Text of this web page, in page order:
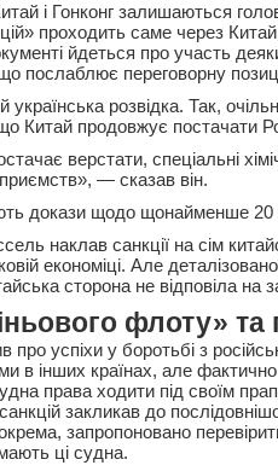
і Гонконг залишаються
проходить саме через
йдеться про участь
послаблює переговорну
українська розвідка. Так,
Китай продовжує постачати
верстати, спеціальні
— сказав він.
докази щодо щонайменше 20
наклав санкції на сім
економіці. Але
сторона не відповіла на
флоту»
про успіхи у боротьбі з
в інших країнах, але
права ходити під своїм
закликав до
запропоновано
ці судна.